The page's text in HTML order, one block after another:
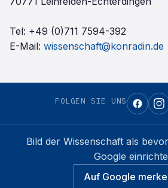
Tel: +49 (0)711 7594-392
E-Mail: wissenschaft@konradin.de
FOLGEN SIE UNS
Bild der Wissenschaft als
Google
Auf Google